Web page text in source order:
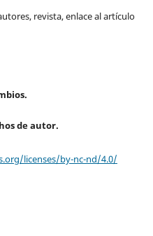
revista, enlace al artículo
de autor.
licenses/by-nc-nd/4.0/